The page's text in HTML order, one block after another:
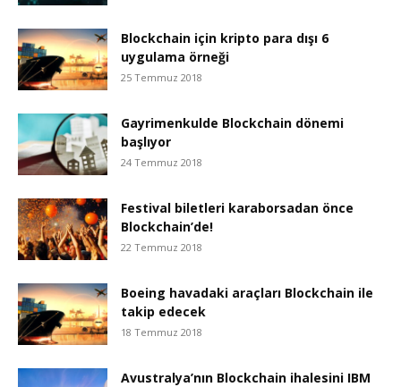
Blockchain için kripto para dışı 6
uygulama örneği
25 Temmuz 2018
Gayrimenkulde Blockchain dönemi
başlıyor
24 Temmuz 2018
Festival biletleri karaborsadan önce
Blockchain’de!
22 Temmuz 2018
Boeing havadaki araçları Blockchain ile
takip edecek
18 Temmuz 2018
Avustralya’nın Blockchain ihalesini IBM